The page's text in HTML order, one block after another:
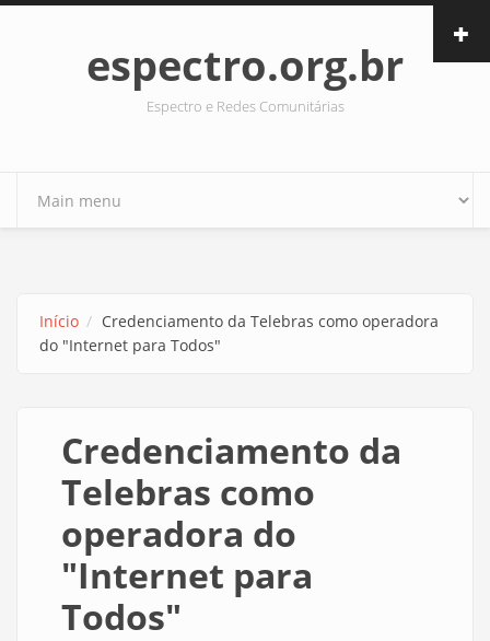
Pular para o conteúdo principal
espectro.org.br
Espectro e Redes Comunitárias
Início
Credenciamento da Telebras como operadora
do "Internet para Todos"
Credenciamento da
Telebras como
operadora do
"Internet para
Todos"